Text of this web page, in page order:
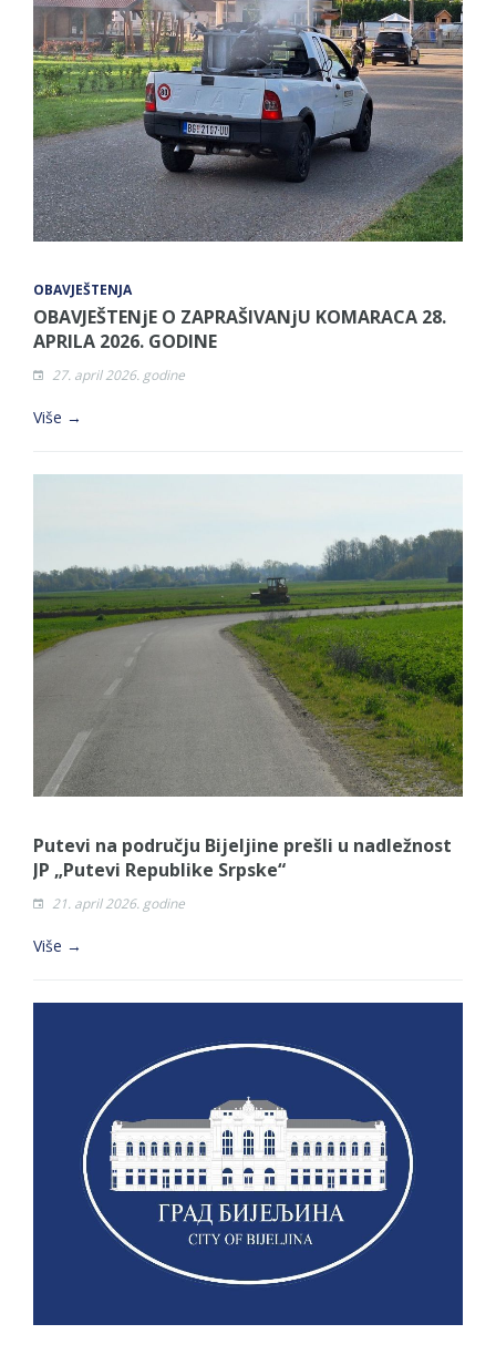
OBAVJEŠTENJA
OBAVJEŠTENjE O ZAPRAŠIVANjU KOMARACA 28.
APRILA 2026. GODINE
27. april 2026. godine
Više →
Putevi na području Bijeljine prešli u nadležnost
JP „Putevi Republike Srpske“
21. april 2026. godine
Više →